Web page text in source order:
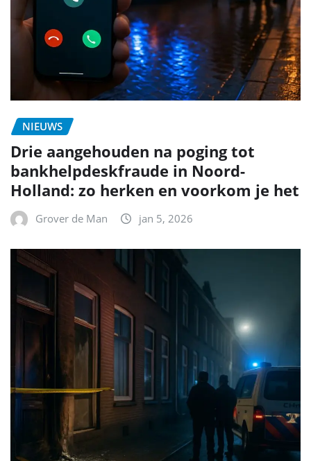
NIEUWS
Drie aangehouden na poging tot
bankhelpdeskfraude in Noord-
Holland: zo herken en voorkom je het
Grover de Man jan 5, 2026